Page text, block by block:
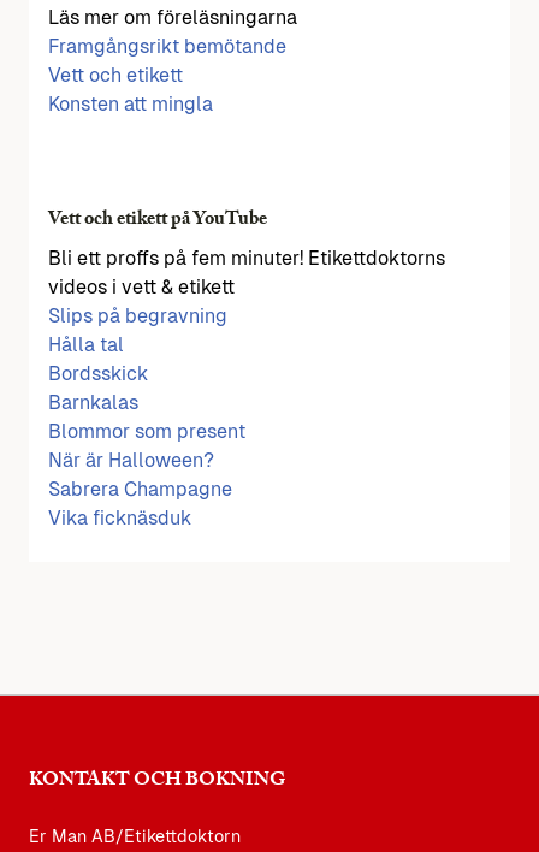
Läs mer om föreläsningarna
Framgångsrikt bemötande
Vett och etikett
Konsten att mingla
Vett och etikett på YouTube
Bli ett proffs på fem minuter! Etikettdoktorns
videos i vett & etikett
Slips på begravning
Hålla tal
Bordsskick
Barnkalas
Blommor som present
När är Halloween?
Sabrera Champagne
Vika ficknäsduk
KONTAKT OCH BOKNING
Er Man AB/Etikettdoktorn